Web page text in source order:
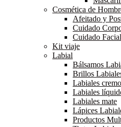
Cosmética de
Afeitado y
Cuidado
Cuidado Facial
Kit viaje
Labial
Bálsamos
Brillos
Labiales
Labiales
Labiales mate
Lápices
Productos